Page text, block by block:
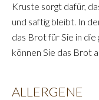
Kruste sorgt dafür,
und saftig bleibt. In
das Brot für Sie in
können Sie das Brot
ALLERGENE